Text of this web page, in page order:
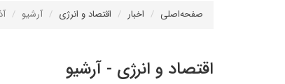
صفحه‌اصلی اخبار اقتصاد و انرژی آرشیو
اقتصاد و انرژی - آرشیو